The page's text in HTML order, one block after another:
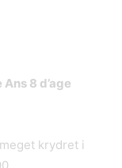
Ans 8 d’age
krydret i